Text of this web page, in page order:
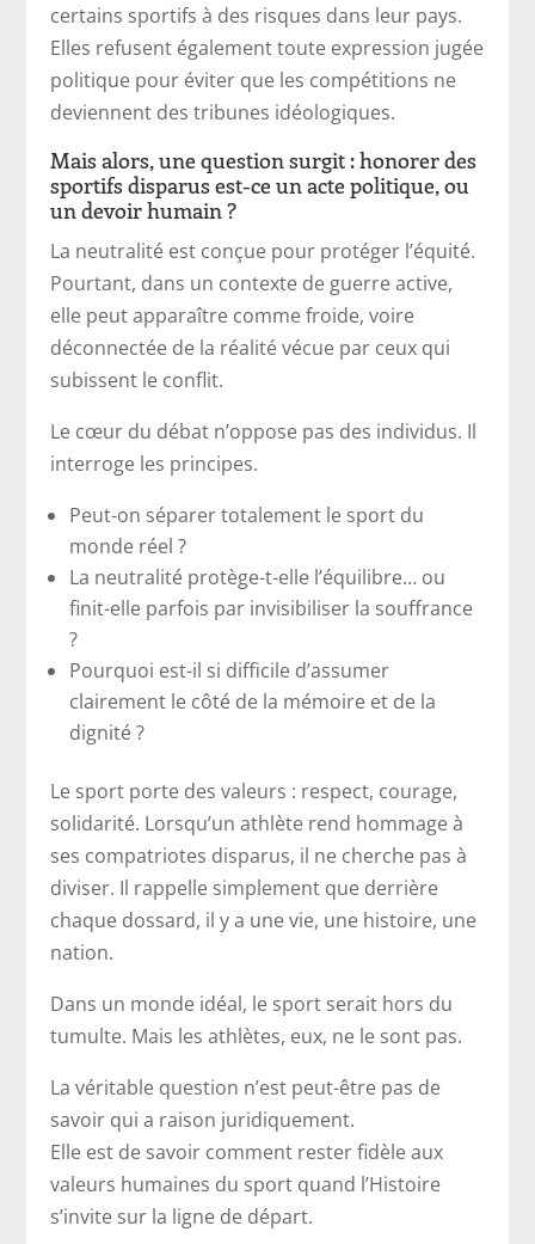
certains sportifs à des risques dans leur pays.
Elles refusent également toute expression jugée
politique pour éviter que les compétitions ne
deviennent des tribunes idéologiques.
Mais alors, une question surgit : honorer des
sportifs disparus est-ce un acte politique, ou
un devoir humain ?
La neutralité est conçue pour protéger l’équité.
Pourtant, dans un contexte de guerre active,
elle peut apparaître comme froide, voire
déconnectée de la réalité vécue par ceux qui
subissent le conflit.
Le cœur du débat n’oppose pas des individus. Il
interroge les principes.
Peut-on séparer totalement le sport du
monde réel ?
La neutralité protège-t-elle l’équilibre… ou
finit-elle parfois par invisibiliser la souffrance
?
Pourquoi est-il si difficile d’assumer
clairement le côté de la mémoire et de la
dignité ?
Le sport porte des valeurs : respect, courage,
solidarité. Lorsqu’un athlète rend hommage à
ses compatriotes disparus, il ne cherche pas à
diviser. Il rappelle simplement que derrière
chaque dossard, il y a une vie, une histoire, une
nation.
Dans un monde idéal, le sport serait hors du
tumulte. Mais les athlètes, eux, ne le sont pas.
La véritable question n’est peut-être pas de
savoir qui a raison juridiquement.
Elle est de savoir comment rester fidèle aux
valeurs humaines du sport quand l’Histoire
s’invite sur la ligne de départ.